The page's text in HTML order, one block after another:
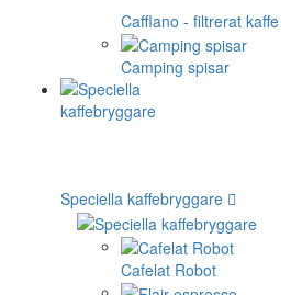
Cafflano - filtrerat kaffe
Camping spisar
Speciella kaffebryggare
Cafelat Robot